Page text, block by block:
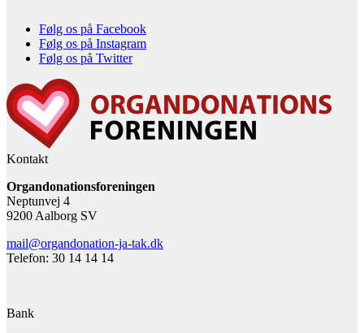
Følg os på Facebook
Følg os på Instagram
Følg os på Twitter
Kontakt
Organdonationsforeningen
Neptunvej 4
9200 Aalborg SV
mail@organdonation-ja-tak.dk
Telefon: 30 14 14 14
Bank